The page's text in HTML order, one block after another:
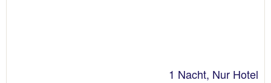
1 Nacht, Nur Hotel